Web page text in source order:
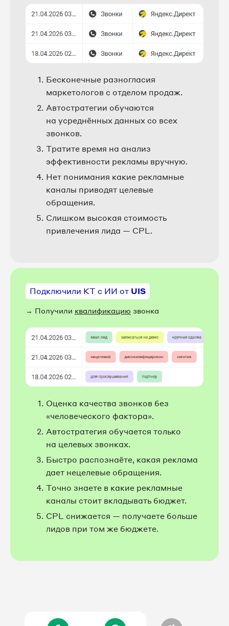
Бесконечные разногласия
маркетологов с отделом продаж.
Автостратегии обучаются
на усреднённых данных со всех
звонков.
Тратите время на анализ
эффективности рекламы вручную.
Нет понимания какие рекламные
каналы приводят целевые
обращения.
Слишком высокая стоимость
привлечения лида — CPL.
Подключили КТ с ИИ от UIS
→ Получили квалификацию звонка
Оценка качества звонков без
«человеческого фактора».
Автостратегия обучается только
на целевых звонках.
Быстро распознаёте, какая реклама
дает нецелевые обращения.
Точно знаете в какие рекламные
каналы стоит вкладывать бюджет.
CPL снижается — получаете больше
лидов при том же бюджете.